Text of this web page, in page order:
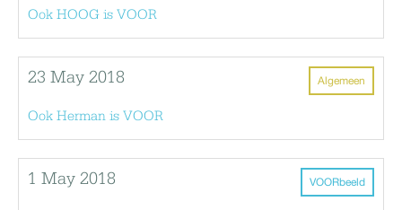
Ook HOOG is VOOR
Algemeen
23 May 2018
Ook Herman is VOOR
VOORbeeld
1 May 2018